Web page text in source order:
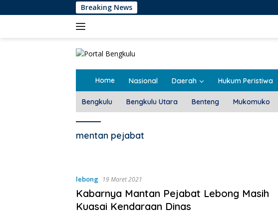
ke
Breaking News
Home Nasional Daerah Hukum Peristiwa
Bengkulu Bengkulu Utara Benteng Mukomuko
mentan pejabat
lebong 19 Maret 2021
Kabarnya Mantan Pejabat Lebong Masih
Kuasai Kendaraan Dinas